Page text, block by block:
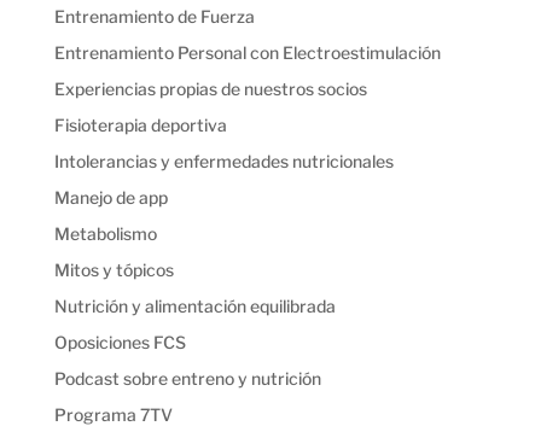
Entrenamiento de Fuerza
Entrenamiento Personal con Electroestimulación
Experiencias propias de nuestros socios
Fisioterapia deportiva
Intolerancias y enfermedades nutricionales
Manejo de app
Metabolismo
Mitos y tópicos
Nutrición y alimentación equilibrada
Oposiciones FCS
Podcast sobre entreno y nutrición
Programa 7TV